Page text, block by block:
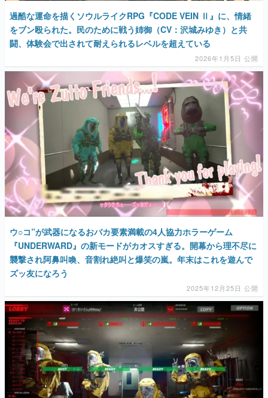
過酷な運命を描くソウルライクRPG『CODE VEIN Ⅱ』に、情緒
をブン殴られた。民のために戦う姉御（CV：沢城みゆき）と共
闘、体験会で出されて耐えられるレベルを超えている
2026年1月5日 公開
ウ○コ”が武器になるおバカ要素満載の4人協力ホラーゲーム
『UNDERWARD』の新モードがカオスすぎる。開幕から理不尽に
襲撃され阿鼻叫喚、音割れ絶叫と爆笑の嵐。年末はこれを遊んで
ズッ友になろう
2025年12月25日 公開